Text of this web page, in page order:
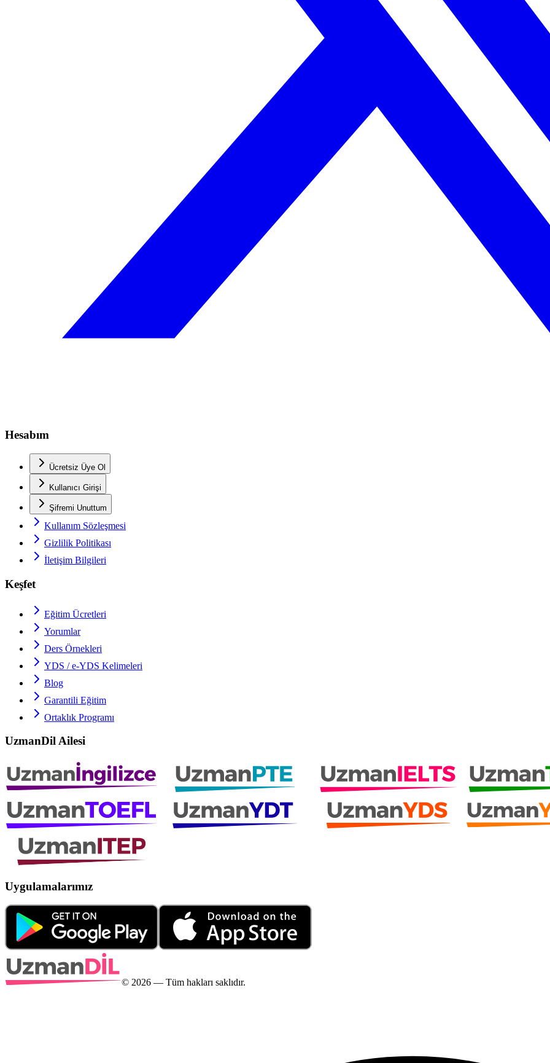
Hesabım
Ücretsiz Üye Ol
Kullanıcı Girişi
Şifremi Unuttum
Kullanım Sözleşmesi
Gizlilik Politikası
İletişim Bilgileri
Keşfet
Eğitim Ücretleri
Yorumlar
Ders Örnekleri
YDS / e-YDS Kelimeleri
Blog
Garantili Eğitim
Ortaklık Programı
UzmanDil Ailesi
Uygulamalarımız
© 2026 — Tüm hakları saklıdır.